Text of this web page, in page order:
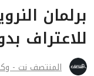
برلمان
للاعتراف
المنتصف نت -